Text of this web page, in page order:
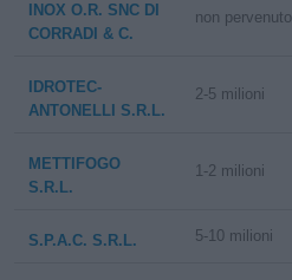
INOX O.R. SNC DI
CORRADI & C.
non pervenuto
IDROTEC-
ANTONELLI S.R.L.
2-5 milioni
METTIFOGO
S.R.L.
1-2 milioni
S.P.A.C. S.R.L. 5-10 milioni